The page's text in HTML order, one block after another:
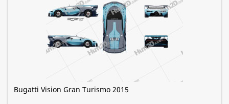
Bugatti Vision Gran Turismo 2015